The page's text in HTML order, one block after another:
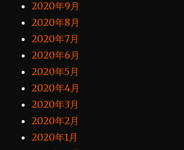
2020年9月
2020年8月
2020年7月
2020年6月
2020年5月
2020年4月
2020年3月
2020年2月
2020年1月